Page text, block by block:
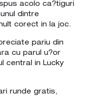
acolo ca?tiguri
dintre
corect in la joc.
pariu din
cu parul u?or
central in Lucky
runde gratis,